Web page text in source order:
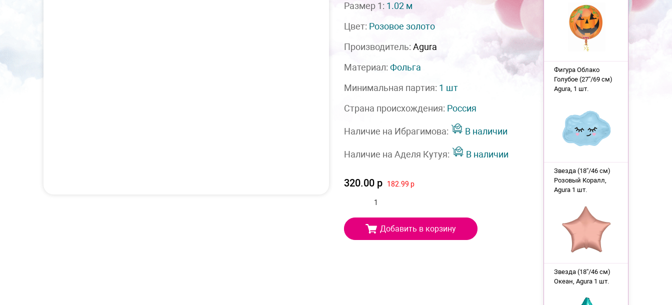
Размер 1: 1.02 м
Цвет: Розовое золото
Производитель: Agura
Материал: Фольга
Минимальная партия: 1 шт
Страна происхождения: Россия
Наличие на Ибрагимова: В наличии
Наличие на Аделя Кутуя: В наличии
320.00 р 182.99 р
Добавить в корзину
Фигура Облако
Голубое (27''/69 см)
Agura, 1 шт.
Звезда (18''/46 см)
Розовый Коралл,
Agura 1 шт.
Звезда (18''/46 см)
Океан, Agura 1 шт.